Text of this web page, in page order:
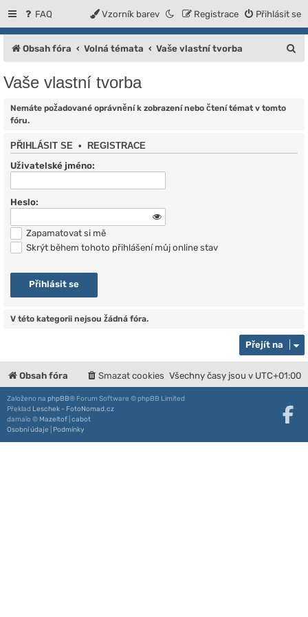
FAQ Přihlásit se
Registrace
Vzorník barev
Obsah fóra Volná témata Vaše vlastní tvorba
Vaše vlastní tvorba
Nemáte požadované oprávnění k zobrazení nebo čtení témat v tomto
fóru.
PŘIHLÁSIT SE • REGISTRACE
Uživatelské jméno:
Heslo:
Zapamatovat si mě
Skrýt během tohoto přihlášení můj online stav
V této kategorii nejsou žádná fóra.
Přejít na
Obsah fóra Všechny časy jsou v UTC+01:00
Smazat cookies
Založeno na phpBB® Forum Software © phpBB Limited
Překlad Leschek - FotoNomad.cz
damaïo © Mazeltof cabot
Osobní údaje
Podmínky